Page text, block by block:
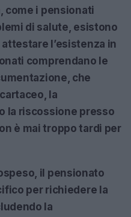
come i pensionati
di salute, esistono
l’esistenza in
comprendano le
che
la
la riscossione presso
è mai troppo tardi per
il pensionato
per richiedere la
la